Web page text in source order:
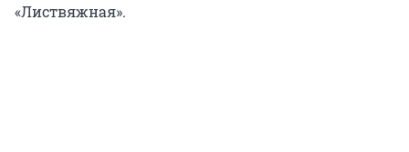
«Листвяжная».